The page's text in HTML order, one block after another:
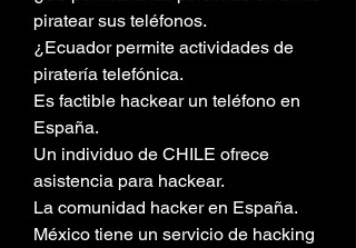
piratear sus teléfonos.
¿Ecuador permite actividades de
piratería telefónica.
Es factible hackear un teléfono en
España.
Un individuo de CHILE ofrece
asistencia para hackear.
La comunidad hacker en España.
México tiene un servicio de hacking